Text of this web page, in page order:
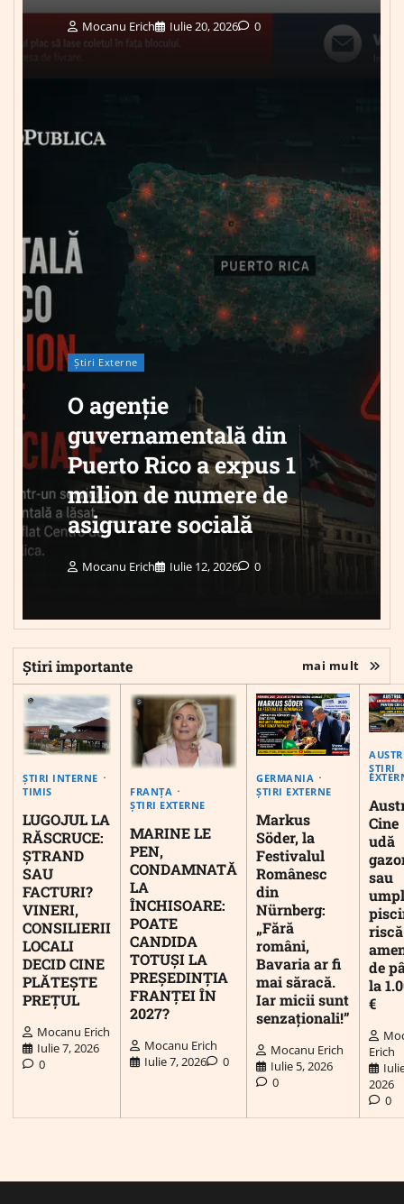
Mocanu Erich Iulie 20, 2026 0
Știri Externe
O agenție
guvernamentală din
Puerto Rico a expus 1
milion de numere de
asigurare socială
Mocanu Erich Iulie 12, 2026 0
Știri importante mai mult
ȘTIRI INTERNE
TIMIS
LUGOJUL LA
RĂSCRUCE:
ȘTRAND
SAU
FACTURI?
VINERI,
CONSILIERII
LOCALI
DECID CINE
PLĂTEȘTE
PREȚUL
Mocanu Erich
Iulie 7, 2026
0
FRANȚA
ȘTIRI EXTERNE
MARINE LE
PEN,
CONDAMNATĂ
LA
ÎNCHISOARE:
POATE
CANDIDA
TOTUȘI LA
PREȘEDINȚIA
FRANȚEI ÎN
2027?
Mocanu Erich
Iulie 7, 2026
0
GERMANIA
ȘTIRI EXTERNE
Markus
Söder, la
Festivalul
Românesc
din
Nürnberg:
„Fără
români,
Bavaria ar fi
mai săracă.
Iar micii sunt
senzaționali!”
Mocanu Erich
Iulie 5, 2026
0
ȘTIRI
Cine
udă
sau
riscă
de
la
€
Erich
2026
0